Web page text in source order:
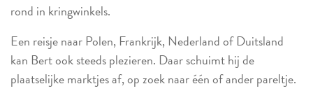
rond in kringwinkels.
Een reisje naar Polen, Frankrijk, Nederland of Duitsland
kan Bert ook steeds plezieren. Daar schuimt hij de
plaatselijke marktjes af, op zoek naar één of ander pareltje.